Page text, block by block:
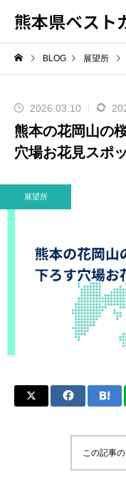
熊本県ベスト
BLOG 展望所
2026.03.10
熊本の花岡山の
穴場お花見スポ
展望所
この記事